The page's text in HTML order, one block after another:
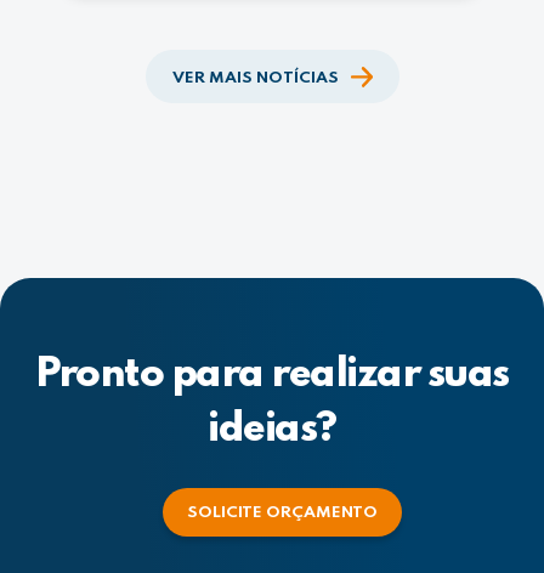
VER MAIS NOTÍCIAS
Pronto para realizar suas
ideias?
SOLICITE ORÇAMENTO